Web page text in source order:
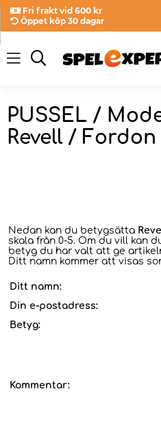
Fri frakt vid 600 kr
Öppet köp 30 dagar
PUSSEL /
Revell / Fordon
Nedan kan du betygsätta
skala från 0-5. Om du vill kan
betyg du har valt att ge
Ditt namn kommer att visas
Ditt namn:
Din e-postadress:
Betyg:
Kommentar: